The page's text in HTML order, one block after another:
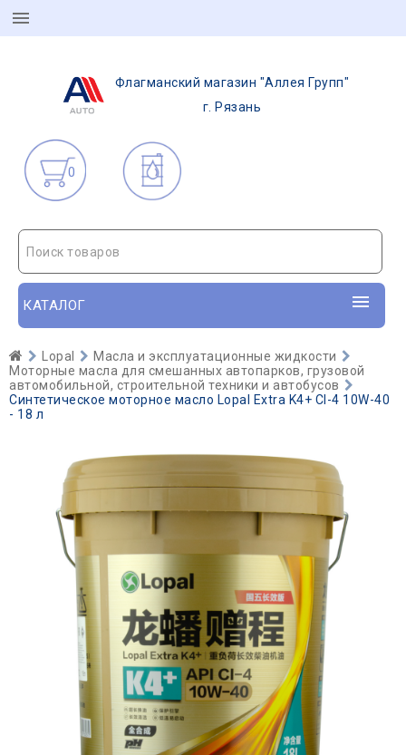
Флагманский магазин "Аллея Групп"
г. Рязань
0
Поиск товаров
КАТАЛОГ
Lopal
Масла и эксплуатационные жидкости
Моторные масла для смешанных автопарков, грузовой
автомобильной, строительной техники и автобусов
Синтетическое моторное масло Lopal Extra K4+ CI-4 10W-40
- 18 л